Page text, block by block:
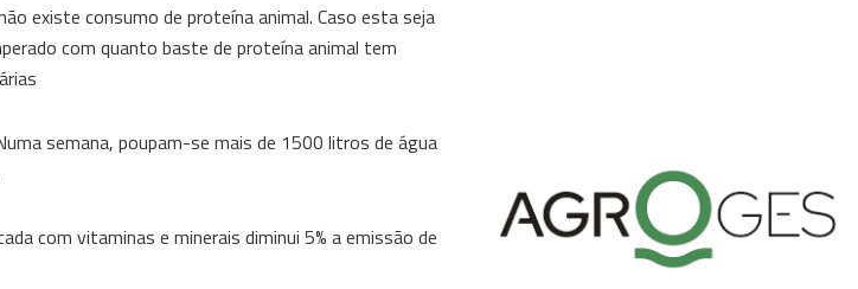
existe consumo de proteína animal. Caso esta seja
com quanto baste de proteína animal tem
semana, poupam-se mais de 1500 litros de água
com vitaminas e minerais diminui 5% a emissão de